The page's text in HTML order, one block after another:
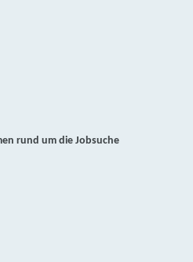
rund um die Jobsuche